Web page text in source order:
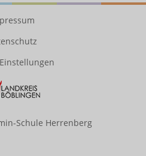
Schule Herrenberg